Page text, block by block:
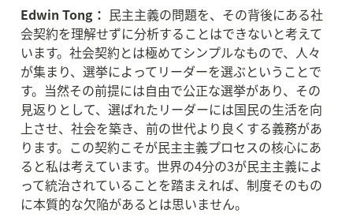
Edwin Tong： 民主主義の問題を、その背後にある社
会契約を理解せずに分析することはできないと考えて
います。社会契約とは極めてシンプルなもので、人々
が集まり、選挙によってリーダーを選ぶということで
す。当然その前提には自由で公正な選挙があり、その
見返りとして、選ばれたリーダーには国民の生活を向
上させ、社会を築き、前の世代より良くする義務があ
ります。この契約こそが民主主義プロセスの核心にあ
ると私は考えています。世界の4分の3が民主主義によ
って統治されていることを踏まえれば、制度そのもの
に本質的な欠陥があるとは思いません。